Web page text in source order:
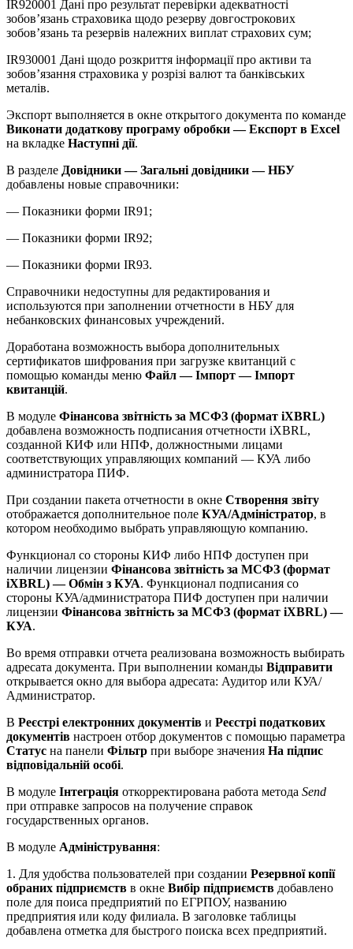
IR920001 Дані про результат перевірки адекватності
зобов’язань страховика щодо резерву довгострокових
зобов’язань та резервів належних виплат страхових сум;
IR930001 Дані щодо розкриття інформації про активи та
зобов’язання страховика у розрізі валют та банківських
металів.
Экспорт выполняется в окне открытого документа по команде
Виконати додаткову програму обробки — Експорт в Excel
на вкладке Наступні дії.
В разделе Довідники — Загальні довідники — НБУ
добавлены новые справочники:
— Показники форми IR91;
— Показники форми IR92;
— Показники форми IR93.
Справочники недоступны для редактирования и
используются при заполнении отчетности в НБУ для
небанковских финансовых учреждений.
Доработана возможность выбора дополнительных
сертификатов шифрования при загрузке квитанций с
помощью команды меню Файл — Імпорт — Імпорт
квитанцій.
В модуле Фінансова звітність за МСФЗ (формат iXBRL)
добавлена возможность подписания отчетности iXBRL,
созданной КИФ или НПФ, должностными лицами
соответствующих управляющих компаний — КУА либо
администратора ПИФ.
При создании пакета отчетности в окне Створення звіту
отображается дополнительное поле КУА/Адміністратор, в
котором необходимо выбрать управляющую компанию.
Функционал со стороны КИФ либо НПФ доступен при
наличии лицензии Фінансова звітність за МСФЗ (формат
iXBRL) — Обмін з КУА. Функционал подписания со
стороны КУА/администратора ПИФ доступен при наличии
лицензии Фінансова звітність за МСФЗ (формат iXBRL) —
КУА.
Во время отправки отчета реализована возможность выбирать
адресата документа. При выполнении команды Відправити
открывается окно для выбора адресата: Аудитор или КУА/
Администратор.
В Реєстрі електронних документів и Реєстрі податкових
документів настроен отбор документов с помощью параметра
Статус на панели Фільтр при выборе значения На підпис
відповідальній особі.
В модуле Інтеграція откорректирована работа метода Send
при отправке запросов на получение справок
государственных органов.
В модуле Адміністрування:
1. Для удобства пользователей при создании Резервної копії
обраних підприємств в окне Вибір підприємств добавлено
поле для поиса предприятий по ЕГРПОУ, названию
предприятия или коду филиала. В заголовке таблицы
добавлена отметка для быстрого поиска всех предприятий.